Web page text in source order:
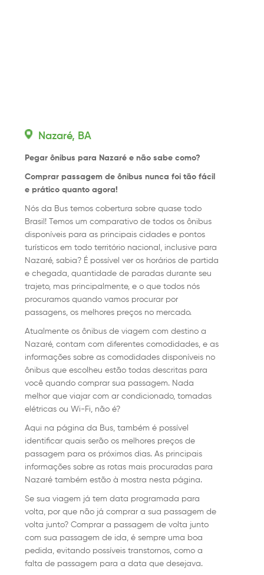
Nazaré, BA
Pegar ônibus para Nazaré e não sabe como?
Comprar passagem de ônibus nunca foi tão fácil
e prático quanto agora!
Nós da Bus temos cobertura sobre quase todo
Brasil! Temos um comparativo de todos os ônibus
disponíveis para as principais cidades e pontos
turísticos em todo território nacional, inclusive para
Nazaré, sabia? É possível ver os horários de partida
e chegada, quantidade de paradas durante seu
trajeto, mas principalmente, e o que todos nós
procuramos quando vamos procurar por
passagens, os melhores preços no mercado.
Atualmente os ônibus de viagem com destino a
Nazaré, contam com diferentes comodidades, e as
informações sobre as comodidades disponíveis no
ônibus que escolheu estão todas descritas para
você quando comprar sua passagem. Nada
melhor que viajar com ar condicionado, tomadas
elétricas ou Wi-Fi, não é?
Aqui na página da Bus, também é possível
identificar quais serão os melhores preços de
passagem para os próximos dias. As principais
informações sobre as rotas mais procuradas para
Nazaré também estão à mostra nesta página.
Se sua viagem já tem data programada para
volta, por que não já comprar a sua passagem de
volta junto? Comprar a passagem de volta junto
com sua passagem de ida, é sempre uma boa
pedida, evitando possíveis transtornos, como a
falta de passagem para a data que desejava.